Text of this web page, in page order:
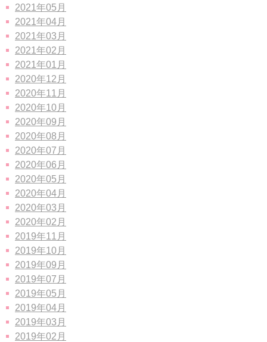
2021年05月
2021年04月
2021年03月
2021年02月
2021年01月
2020年12月
2020年11月
2020年10月
2020年09月
2020年08月
2020年07月
2020年06月
2020年05月
2020年04月
2020年03月
2020年02月
2019年11月
2019年10月
2019年09月
2019年07月
2019年05月
2019年04月
2019年03月
2019年02月